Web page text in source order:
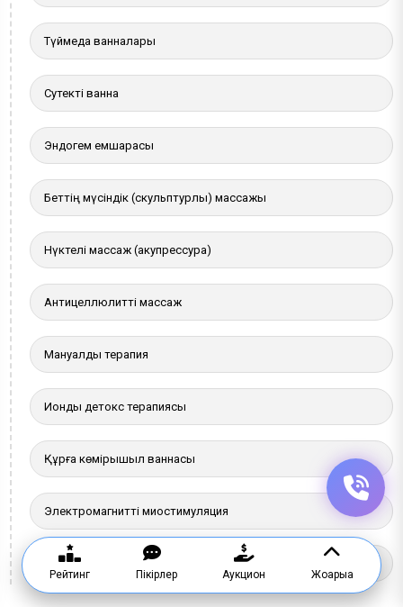
Түймедақ ванналары
Сутекті ванна
Эндогем емшарасы
Беттің мүсіндік (скульптурлы) массажы
Нүктелі массаж (акупрессура)
Антицеллюлитті массаж
Мануалды терапия
Иондық детокс терапиясы
Құрғақ көмірқышқыл ваннасы
Электромагнитті миостимуляция
Иппотренажер
Рейтинг Пікірлер Аукцион Жоғарыға